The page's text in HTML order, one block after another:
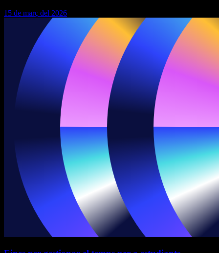
15 de març del 2026